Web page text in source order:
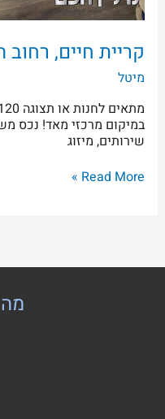
קריית חיים, רחוב
מיטל
במיקום מרכזי מאד! נכס
שירותים, מיזוג
Read More »